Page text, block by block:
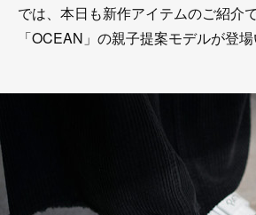
では、本日も新作アイテムのご紹介で
「OCEAN」の親子提案モデルが登場